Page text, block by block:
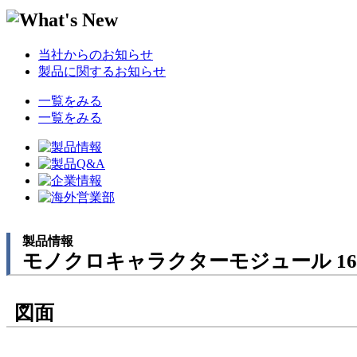
当社からのお知らせ
製品に関するお知らせ
一覧をみる
一覧をみる
製品情報
モノクロキャラクターモジュール
図面